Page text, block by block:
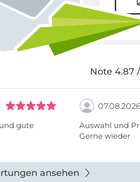
Note 4.87
gute
Auswahl und
Gerne wieder
ansehen